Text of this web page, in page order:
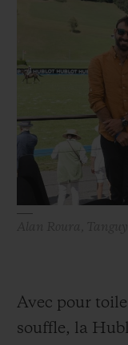
Avec pour
souffle, la